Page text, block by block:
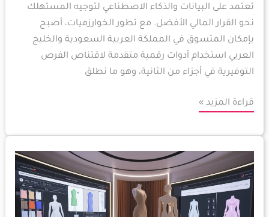
تعتمد على البيانات والذكاء الاصطناعي لتوجيه المستهلك
نحو القرار المالي الأفضل. مع تطور الخوارزميات، أصبح
بإمكان المتسوق في المملكة العربية السعودية والخليج
العربي استخدام أدوات رقمية متقدمة لاقتناص الفرص
التوفيرية في أجزاء من الثانية، وهو ما نطلق
قراءة المزيد »
استخدام
الذكاء
الاصطناعي